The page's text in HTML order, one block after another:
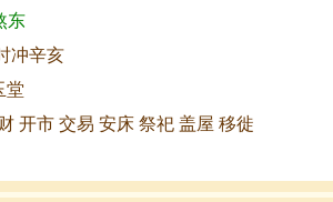
东
冲辛亥
堂
开市 交易 安床 祭祀 盖屋 移徙